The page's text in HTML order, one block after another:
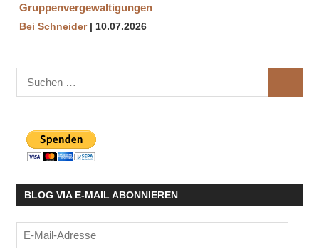
Gruppenvergewaltigungen
Bei Schneider 10.07.2026
Suchen
nach:
BLOG VIA E-MAIL ABONNIEREN
E-